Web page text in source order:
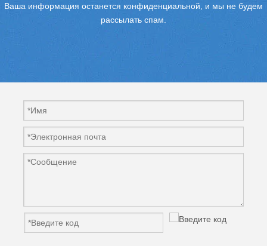
Ваша информация останется конфиденциальной, и мы не будем
рассылать спам.